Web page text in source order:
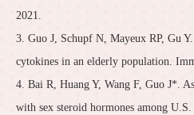
2021.
3. Guo J, Schupf N, Mayeux RP, Gu
cytokines in an elderly population.
4. Bai R, Huang Y, Wang F, Guo J*.
with sex steroid hormones among U.S.